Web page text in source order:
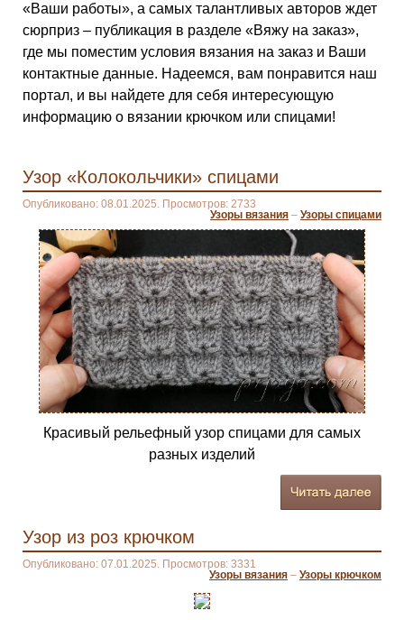
«Ваши работы», а самых талантливых авторов ждет
сюрприз – публикация в разделе «Вяжу на заказ»,
где мы поместим условия вязания на заказ и Ваши
контактные данные. Надеемся, вам понравится наш
портал, и вы найдете для себя интересующую
информацию о вязании крючком или спицами!
Узор «Колокольчики» спицами
Опубликовано: 08.01.2025. Просмотров: 2733
Узоры вязания – Узоры спицами
Красивый рельефный узор спицами для самых
разных изделий
Узор из роз крючком
Опубликовано: 07.01.2025. Просмотров: 3331
Узоры вязания – Узоры крючком